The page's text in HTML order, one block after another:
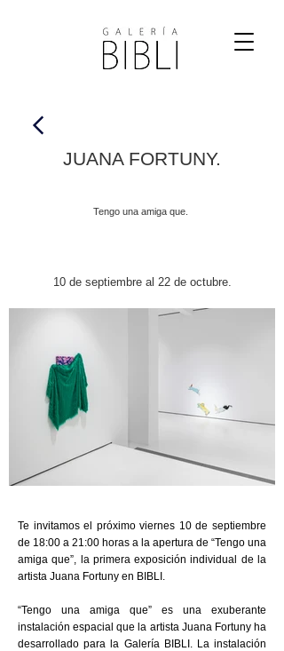
JUANA FORTUNY.
10 de septiembre al 22 de octubre.
Tengo una amiga que.
Te invitamos el próximo viernes 10 de septiembre
de 18:00 a 21:00 horas a la apertura de “Tengo una
amiga que”, la primera exposición individual de la
artista Juana Fortuny en BIBLI.
“Tengo una amiga que” es una exuberante
instalación espacial que la artista Juana Fortuny ha
desarrollado para la Galería BIBLI. La instalación